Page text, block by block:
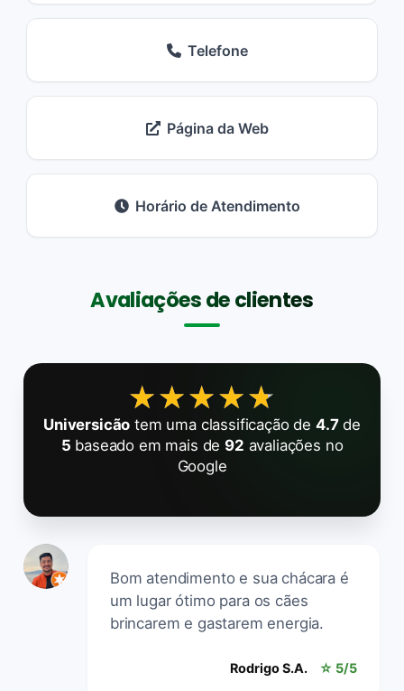
Telefone
Página da Web
Horário de Atendimento
Avaliações de clientes
★★★★★
★★★★★
Universicão tem uma classificação de 4.7de
5 baseado em mais de 92 avaliações no
Google
Bom atendimento e sua chácara é
um lugar ótimo para os cães
brincarem e gastarem energia.
Rodrigo S.A. ☆ 5/5